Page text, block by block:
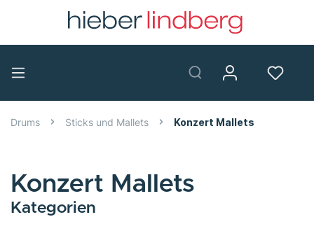
Drums Sticks und Mallets Konzert Mallets
Konzert Mallets
Kategorien